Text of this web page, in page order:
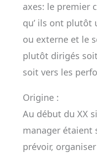
axes: le premier
qu’ ils ont
ou externe et le
plutôt dirigés
soit vers les
Origine :
Au début du XX
manager étaient
prévoir,